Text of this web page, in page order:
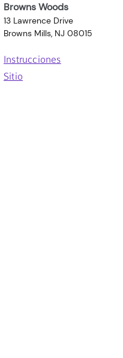
Browns Woods
13 Lawrence Drive
Browns Mills, NJ 08015
Instrucciones
Sitio